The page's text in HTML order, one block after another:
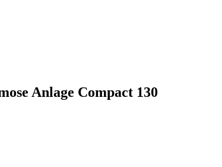
Anlage Compact 130